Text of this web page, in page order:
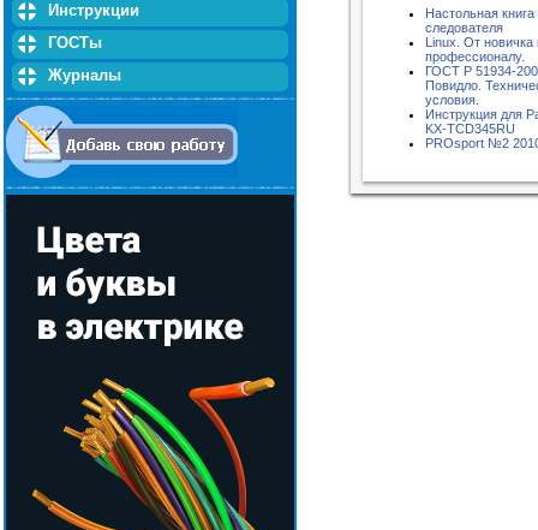
Инструкции
ГОСТы
Журналы
Настольная
следователя
Linux. От новичка
профессионалу.
ГОСТ Р 51934-
Повидло.
условия.
Инструкция для
KX-TCD345RU
PROsport №2